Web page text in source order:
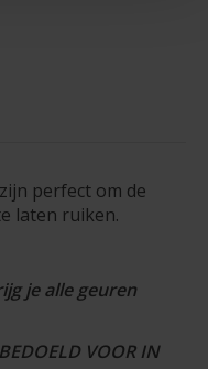
perfect om de
laten ruiken.
je alle geuren
VOOR IN